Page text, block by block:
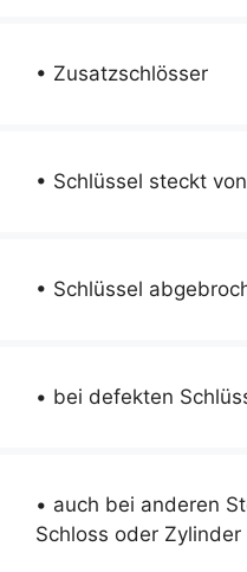
• Zusatzschlösser
• Schlüssel steckt
• Schlüssel
• bei defekten
• auch bei anderen
Schloss oder Zylinder